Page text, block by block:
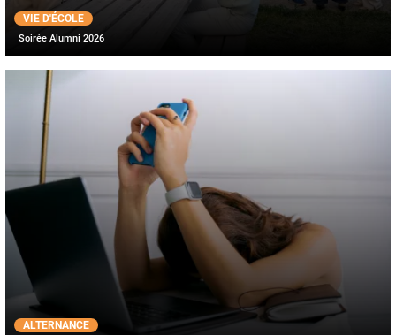
VIE D'ÉCOLE
Soirée Alumni 2026
ALTERNANCE